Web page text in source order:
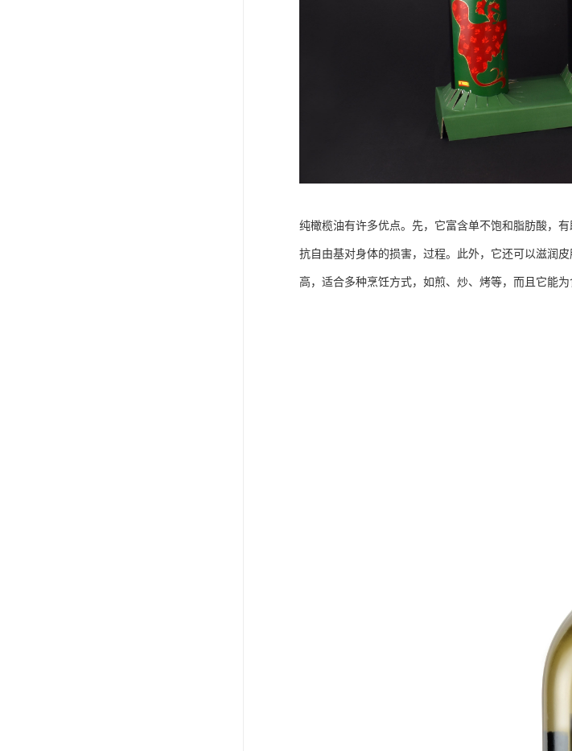
纯橄榄油有许多优点。先，它富含单不饱和脂肪酸，
抗自由基对身体的损害，过程。此外，它还可以滋润
高，适合多种烹饪方式，如煎、炒、烤等，而且它能